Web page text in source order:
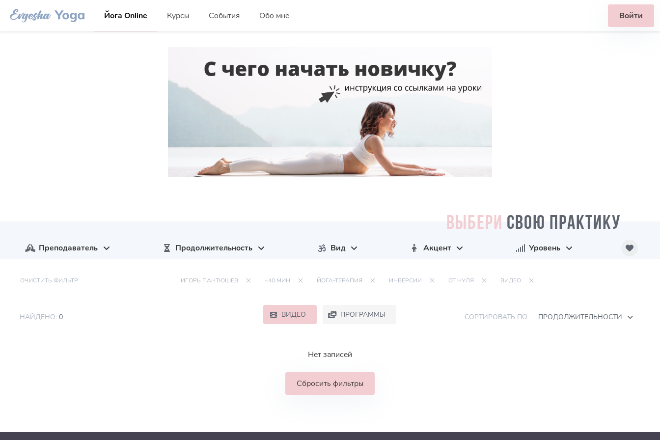
Йога Online Курсы События Обо мне Войти
ВЫБЕРИ СВОЮ ПРАКТИКУ
Преподаватель Продолжительность Вид Акцент Уровень
ОЧИСТИТЬ ФИЛЬТР ИГОРЬ ПАНТЮШЕВ ~40 МИН ЙОГА-ТЕРАПИЯ ИНВЕРСИИ ОТ НУЛЯ ВИДЕО
НАЙДЕНО: 0 ВИДЕО ПРОГРАММЫ СОРТИРОВАТЬ ПО ПРОДОЛЖИТЕЛЬНОСТИ
Нет записей
Сбросить фильтры